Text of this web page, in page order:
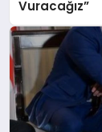
Vuracağız”